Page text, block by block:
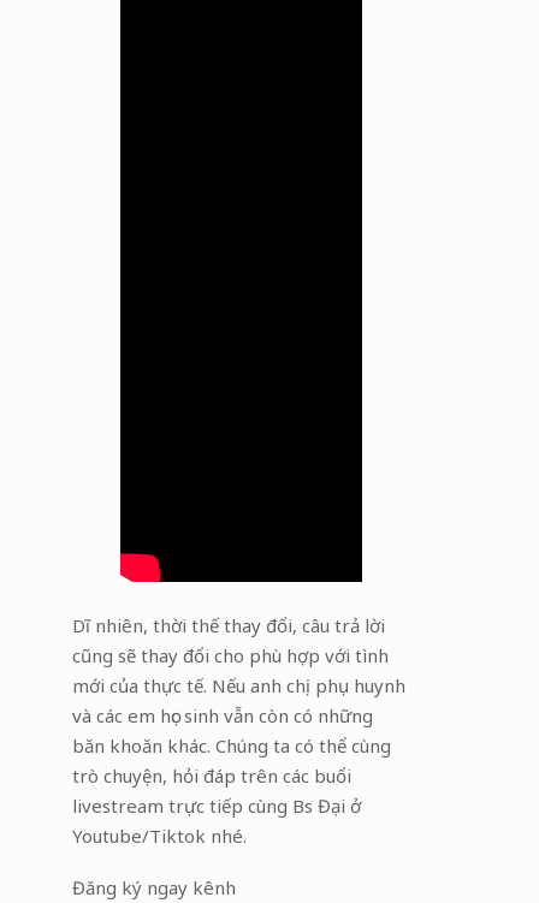
Dĩ nhiên, thời thế thay đổi, câu trả lời
cũng sẽ thay đổi cho phù hợp với tình
mới của thực tế. Nếu anh chị phụ huynh
và các em học sinh vẫn còn có những
băn khoăn khác. Chúng ta có thể cùng
trò chuyện, hỏi đáp trên các buổi
livestream trực tiếp cùng Bs Đại ở
Youtube/Tiktok nhé.
Đăng ký ngay kênh